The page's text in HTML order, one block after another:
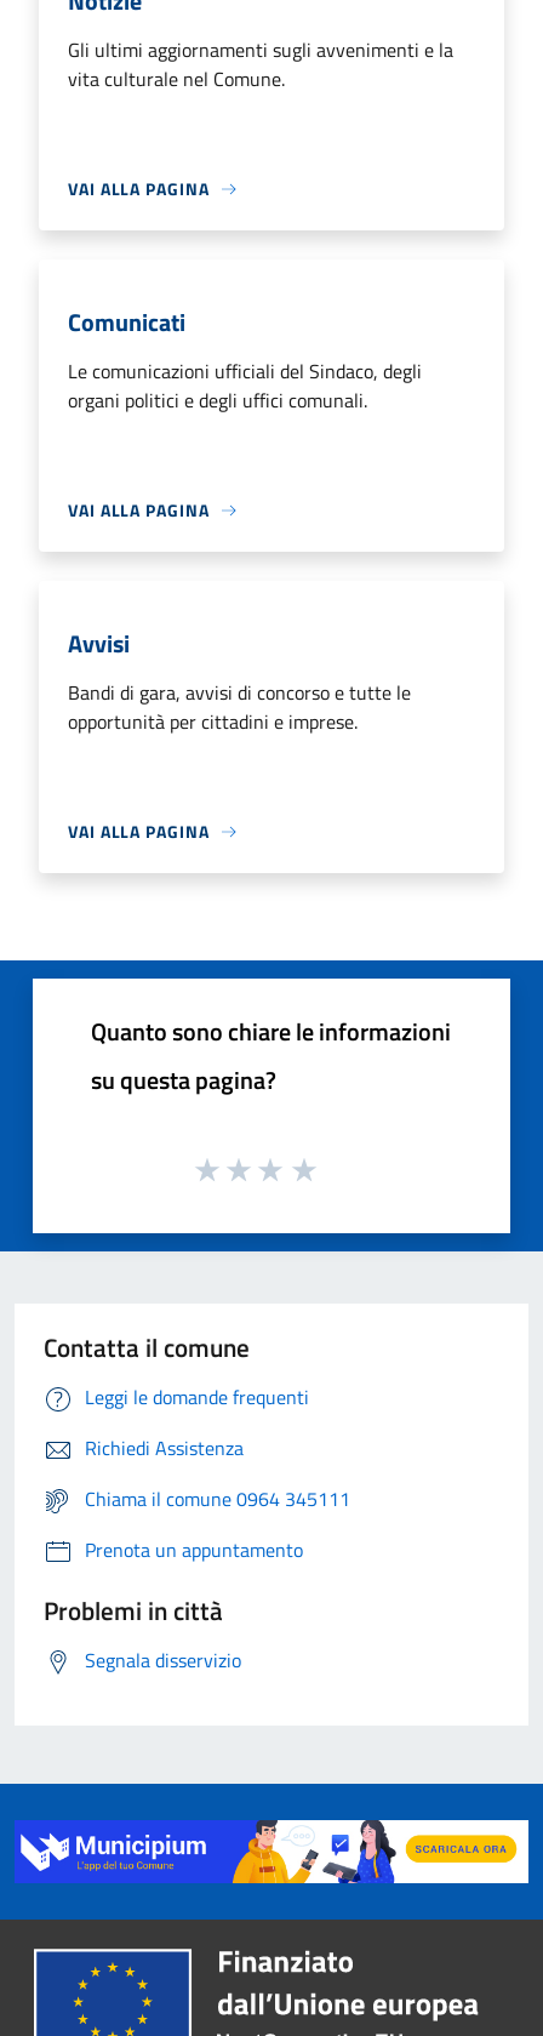
Gli ultimi aggiornamenti sugli avvenimenti e la
vita culturale nel Comune.
VAI ALLA PAGINA
Comunicati
Le comunicazioni ufficiali del Sindaco, degli
organi politici e degli uffici comunali.
VAI ALLA PAGINA
Avvisi
Bandi di gara, avvisi di concorso e tutte le
opportunità per cittadini e imprese.
VAI ALLA PAGINA
Quanto sono chiare le informazioni
su questa pagina?
Contatta il comune
Leggi le domande frequenti
Richiedi Assistenza
Chiama il comune 0964 345111
Prenota un appuntamento
Problemi in città
Segnala disservizio